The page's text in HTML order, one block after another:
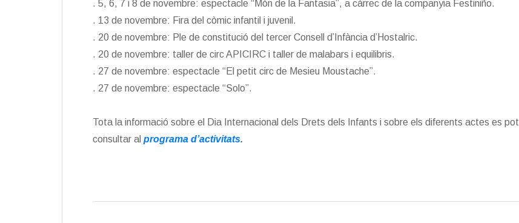
. 5, 6, 7 i 8 de novembre: espectacle “Món de la Fantasia”, a càrrec de la companyia Festiniño.
. 13 de novembre: Fira del còmic infantil i juvenil.
. 20 de novembre: Ple de constitució del tercer Consell d’Infància d’Hostalric.
. 20 de novembre: taller de circ APICIRC i taller de malabars i equilibris.
. 27 de novembre: espectacle “El petit circ de Mesieu Moustache”.
. 27 de novembre: espectacle “Solo”.
Tota la informació sobre el Dia Internacional dels Drets dels Infants i sobre els diferents actes es pot
consultar al programa d’activitats.